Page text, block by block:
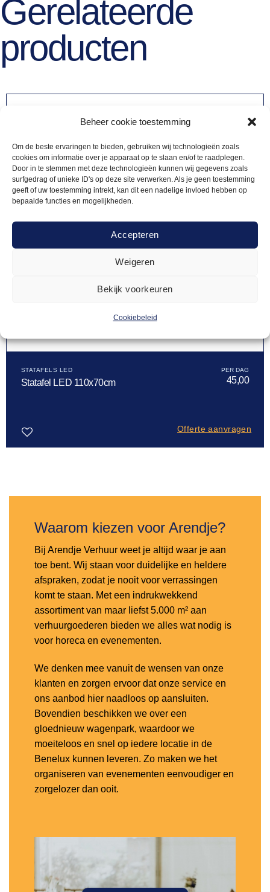
Beheer cookie toestemming
Om de beste ervaringen te bieden, gebruiken wij technologieën zoals
cookies om informatie over je apparaat op te slaan en/of te raadplegen.
Door in te stemmen met deze technologieën kunnen wij gegevens zoals
surfgedrag of unieke ID's op deze site verwerken. Als je geen toestemming
geeft of uw toestemming intrekt, kan dit een nadelige invloed hebben op
bepaalde functies en mogelijkheden.
Accepteren
Weigeren
Bekijk voorkeuren
Cookiebeleid
Gerelateerde
producten
STATAFELS LED
Statafel LED 110x70cm 45,00
Offerte aanvragen
Waarom kiezen voor Arendje?
Bij Arendje Verhuur weet je altijd waar je aan
toe bent. Wij staan voor duidelijke en heldere
afspraken, zodat je nooit voor verrassingen
komt te staan. Met een indrukwekkend
assortiment van maar liefst 5.000 m² aan
verhuurgoederen bieden we alles wat nodig is
voor horeca en evenementen.
We denken mee vanuit de wensen van onze
klanten en zorgen ervoor dat onze service en
ons aanbod hier naadloos op aansluiten.
Bovendien beschikken we over een
gloednieuw wagenpark, waardoor we
moeiteloos en snel op iedere locatie in de
Benelux kunnen leveren. Zo maken we het
organiseren van evenementen eenvoudiger en
zorgelozer dan ooit.